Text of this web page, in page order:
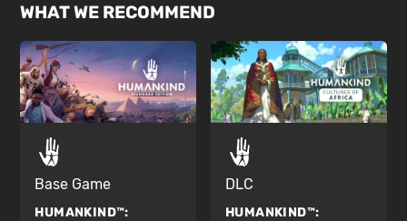
WHAT WE RECOMMEND
Base Game
HUMANKIND™:
DLC
HUMANKIND™: